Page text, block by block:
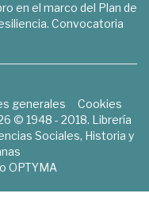
en el marco del Plan de
Convocatoria
generales
Cookies
© 1948 - 2018. Librería
Sociales, Historia y
OPTYMA